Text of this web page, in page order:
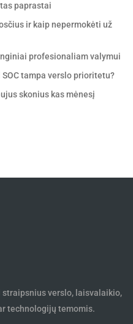
paprastai
ir kaip nepermokėti už
profesionaliam valymui
tampa verslo prioritetu?
skonius kas mėnesį
verslo, laisvalaikio,
technologijų temomis.